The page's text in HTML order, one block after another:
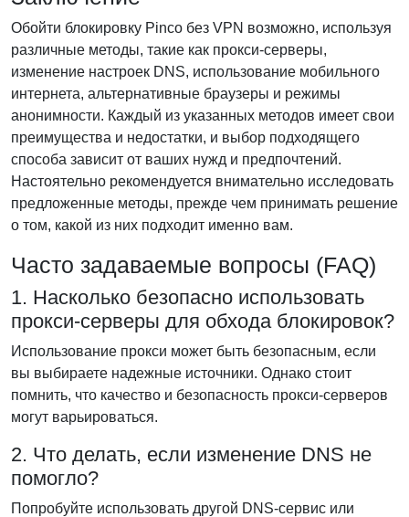
Обойти блокировку Pinco без VPN возможно, используя
различные методы, такие как прокси-серверы,
изменение настроек DNS, использование мобильного
интернета, альтернативные браузеры и режимы
анонимности. Каждый из указанных методов имеет свои
преимущества и недостатки, и выбор подходящего
способа зависит от ваших нужд и предпочтений.
Настоятельно рекомендуется внимательно исследовать
предложенные методы, прежде чем принимать решение
о том, какой из них подходит именно вам.
Часто задаваемые вопросы (FAQ)
1. Насколько безопасно использовать
прокси-серверы для обхода блокировок?
Использование прокси может быть безопасным, если
вы выбираете надежные источники. Однако стоит
помнить, что качество и безопасность прокси-серверов
могут варьироваться.
2. Что делать, если изменение DNS не
помогло?
Попробуйте использовать другой DNS-сервис или